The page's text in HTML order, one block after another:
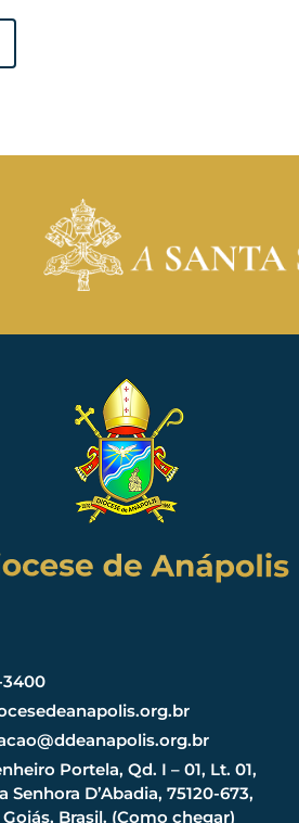
3400
Portela, Qd. I – 01, Lt. 01,
Senhora D’Abadia, 75120-673,
Brasil. (Como chegar)